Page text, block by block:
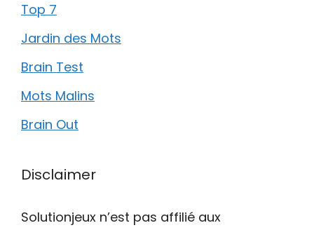
Top 7
Jardin des Mots
Brain Test
Mots Malins
Brain Out
Disclaimer
Solutionjeux n’est pas affilié aux